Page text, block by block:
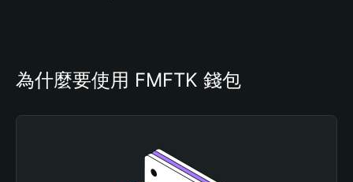
為什麼要使用 FMFTK 錢包